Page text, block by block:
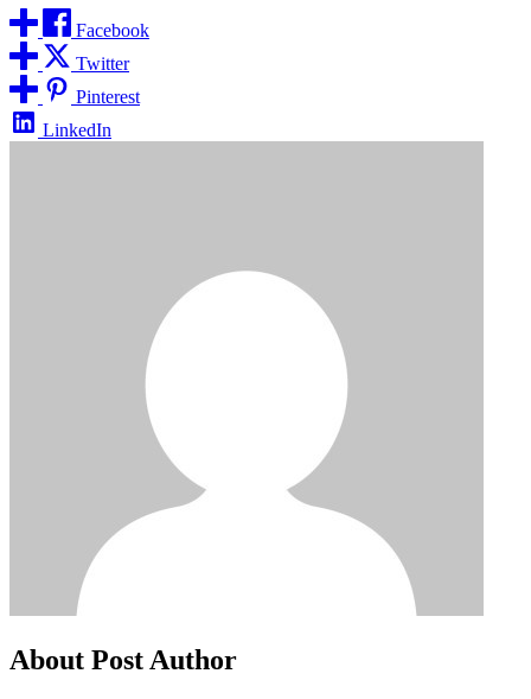
Facebook
Twitter
Pinterest
LinkedIn
About Post Author